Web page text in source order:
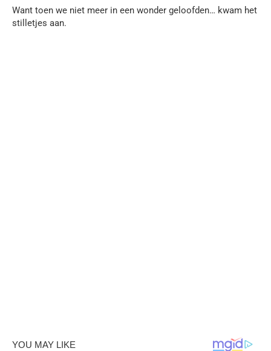
Want toen we niet meer in een wonder geloofden… kwam het
stilletjes aan.